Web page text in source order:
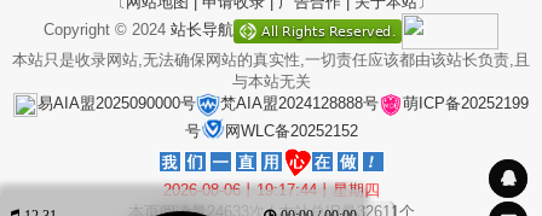
Copyright © 2024 站长导航
本站只是收录网站,无法确保网站的真实性,一切责任应该都由该站长负责,且
与本站无关
易AIA盟2025090000号
梵AIA盟2024128888号
萌ICP备20252199
号
网WLC备20252152
2026-08-06丨19:17:44丨星期四
本页阅读量24633 次 | 本站总IP量32611 个